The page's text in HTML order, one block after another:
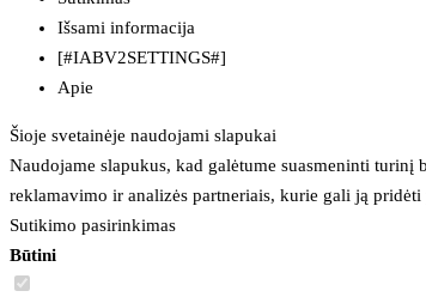
Išsami informacija
[#IABV2SETTINGS#]
Apie
Šioje svetainėje naudojami slapukai
Naudojame slapukus, kad galėtume suasmeninti
reklamavimo ir analizės partneriais, kurie gali ją
Sutikimo pasirinkimas
Būtini